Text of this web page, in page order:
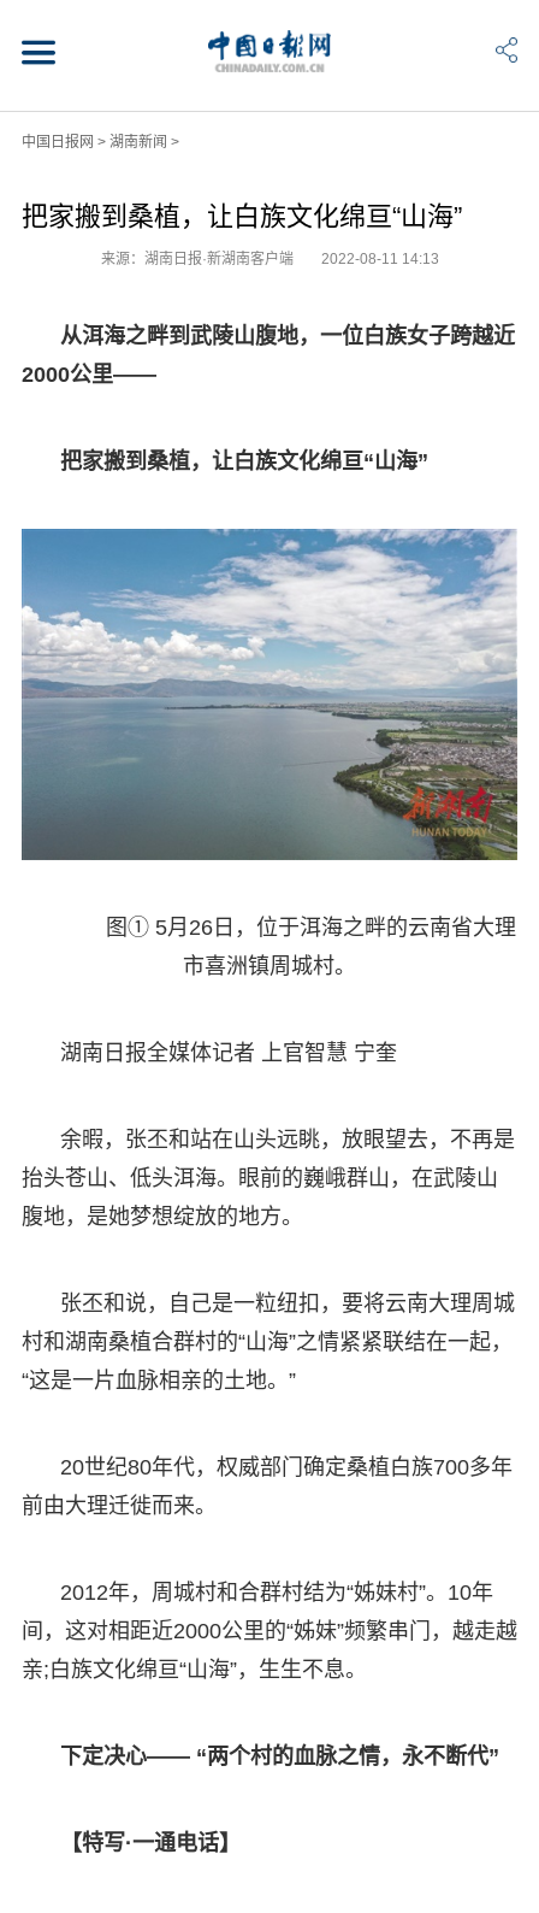
中国日报网 > 湖南新闻 >
把家搬到桑植，让白族文化绵亘“山海”
来源：湖南日报·新湖南客户端 2022-08-11 14:13
从洱海之畔到武陵山腹地，一位白族女子跨越近
2000公里——
把家搬到桑植，让白族文化绵亘“山海”
图① 5月26日，位于洱海之畔的云南省大理
市喜洲镇周城村。
湖南日报全媒体记者 上官智慧 宁奎
余暇，张丕和站在山头远眺，放眼望去，不再是
抬头苍山、低头洱海。眼前的巍峨群山，在武陵山
腹地，是她梦想绽放的地方。
张丕和说，自己是一粒纽扣，要将云南大理周城
村和湖南桑植合群村的“山海”之情紧紧联结在一起，
“这是一片血脉相亲的土地。”
20世纪80年代，权威部门确定桑植白族700多年
前由大理迁徙而来。
2012年，周城村和合群村结为“姊妹村”。10年
间，这对相距近2000公里的“姊妹”频繁串门，越走越
亲;白族文化绵亘“山海”，生生不息。
下定决心—— “两个村的血脉之情，永不断代”
【特写·一通电话】